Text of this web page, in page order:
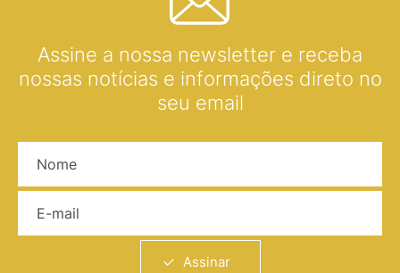
Assine a nossa newsletter e receba
nossas notícias e informações direto no
seu email
Assinar